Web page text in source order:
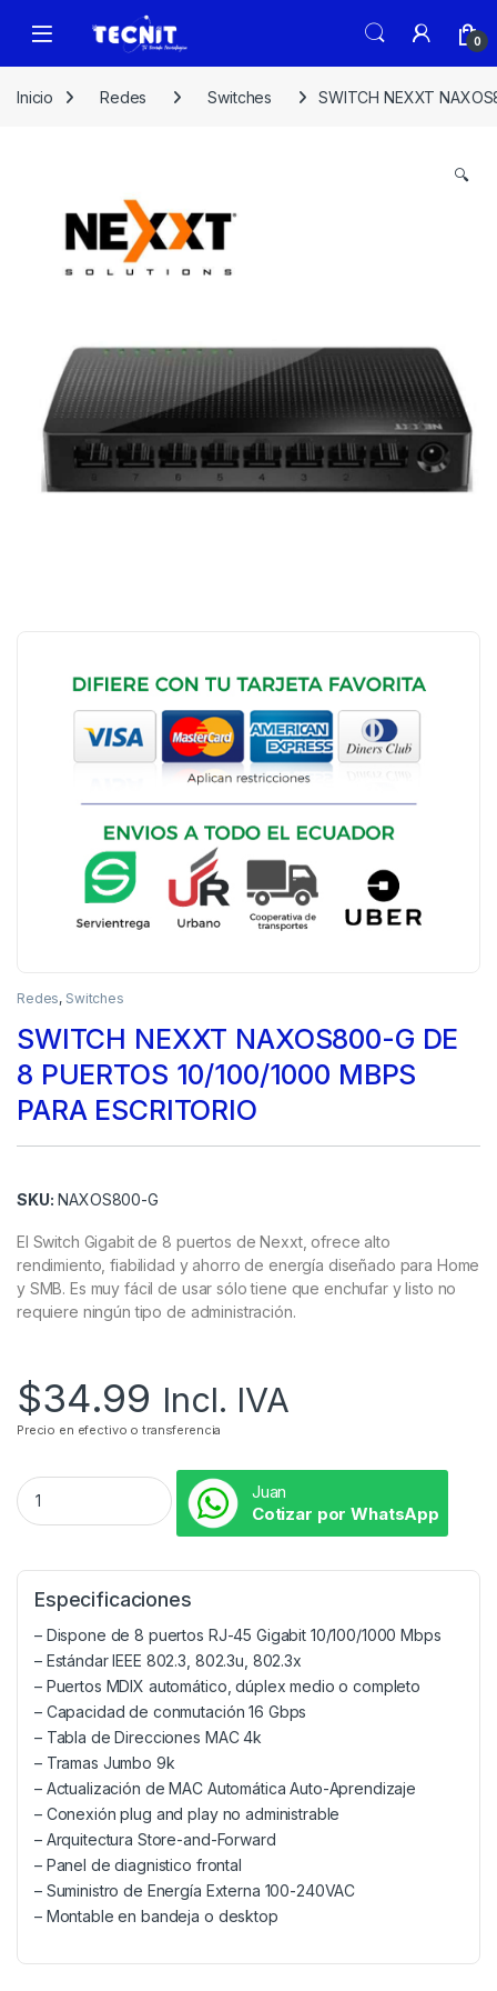
0
Inicio Redes Switches SWITCH NEXXT
🔍
Redes, Switches
SWITCH NEXXT NAXOS800-G DE
8 PUERTOS 10/100/1000 MBPS
PARA ESCRITORIO
SKU: NAXOS800-G
El Switch Gigabit de 8 puertos de Nexxt, ofrece alto
rendimiento, fiabilidad y ahorro de energía diseñado para Home
y SMB. Es muy fácil de usar sólo tiene que enchufar y listo no
requiere ningún tipo de administración.
$34.99 Incl. IVA
Precio en efectivo o transferencia
Juan
Cotizar por WhatsApp
Especificaciones
– Dispone de 8 puertos RJ-45 Gigabit 10/100/1000 Mbps
– Estándar IEEE 802.3, 802.3u, 802.3x
– Puertos MDIX automático, dúplex medio o completo
– Capacidad de conmutación 16 Gbps
– Tabla de Direcciones MAC 4k
– Tramas Jumbo 9k
– Actualización de MAC Automática Auto-Aprendizaje
– Conexión plug and play no administrable
– Arquitectura Store-and-Forward
– Panel de diagnistico frontal
– Suministro de Energía Externa 100-240VAC
– Montable en bandeja o desktop